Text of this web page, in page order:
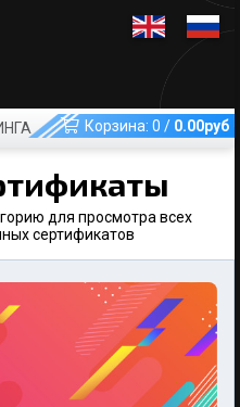
Корзина: 0 / 0.00руб
для просмотра всех
сертификатов